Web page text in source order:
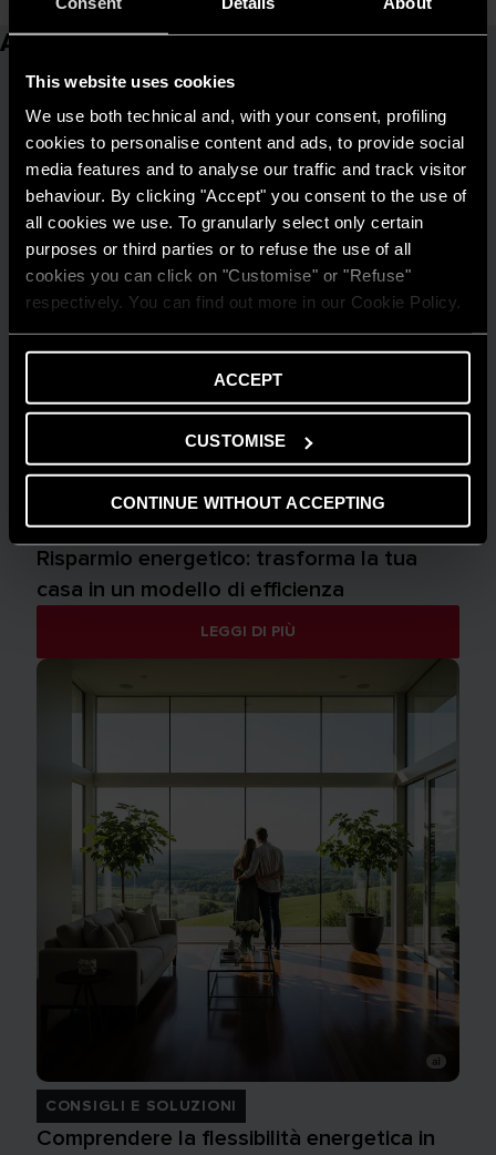
This website uses cookies
We use both technical and, with your consent, profiling
cookies to personalise content and ads, to provide social
media features and to analyse our traffic and track visitor
behaviour. By clicking "Accept" you consent to the use of
all cookies we use. To granularly select only certain
purposes or third parties or to refuse the use of all
cookies you can click on "Customise" or "Refuse"
respectively. You can find out more in our Cookie Policy.
ACCEPT
CUSTOMISE
CONTINUE WITHOUT ACCEPTING
Articoli correlati
AMBIENTE
Risparmio energetico: trasforma la tua
casa in un modello di efficienza
LEGGI DI PIÙ
CONSIGLI E SOLUZIONI
Comprendere la flessibilità energetica in